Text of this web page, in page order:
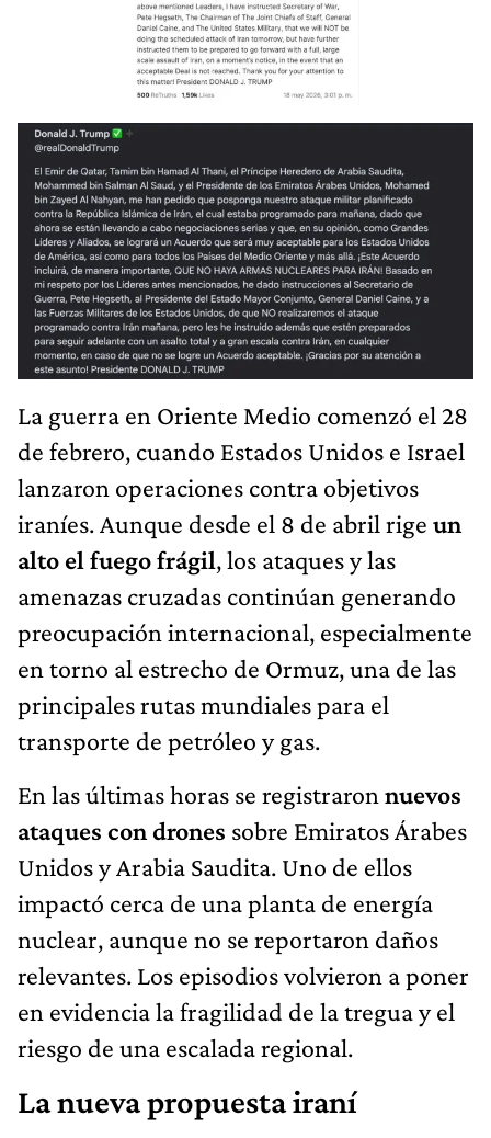
La guerra en Oriente Medio comenzó el 28
de febrero, cuando Estados Unidos e Israel
lanzaron operaciones contra objetivos
iraníes. Aunque desde el 8 de abril rige un
alto el fuego frágil, los ataques y las
amenazas cruzadas continúan generando
preocupación internacional, especialmente
en torno al estrecho de Ormuz, una de las
principales rutas mundiales para el
transporte de petróleo y gas.
En las últimas horas se registraron nuevos
ataques con drones sobre Emiratos Árabes
Unidos y Arabia Saudita. Uno de ellos
impactó cerca de una planta de energía
nuclear, aunque no se reportaron daños
relevantes. Los episodios volvieron a poner
en evidencia la fragilidad de la tregua y el
riesgo de una escalada regional.
La nueva propuesta iraní